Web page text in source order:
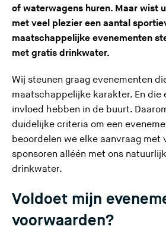
of waterwagens huren. Maar wist
met veel plezier een aantal
maatschappelijke evenementen
met gratis drinkwater.
Wij steunen graag evenementen
maatschappelijke karakter. En die
invloed hebben in de buurt.
duidelijke criteria om een
beoordelen we elke aanvraag met
sponsoren alléén met ons
drinkwater.
Voldoet mijn
voorwaarden?